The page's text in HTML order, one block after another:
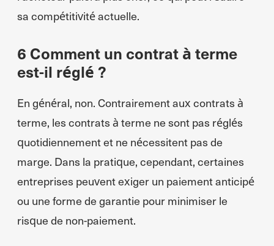
sa compétitivité actuelle.
6 Comment un contrat à terme
est-il réglé ?
En général, non. Contrairement aux contrats à
terme, les contrats à terme ne sont pas réglés
quotidiennement et ne nécessitent pas de
marge. Dans la pratique, cependant, certaines
entreprises peuvent exiger un paiement anticipé
ou une forme de garantie pour minimiser le
risque de non-paiement.